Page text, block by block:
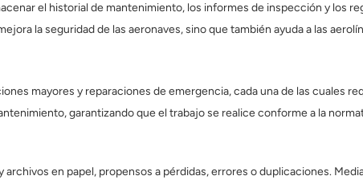
el historial de mantenimiento, los informes de inspección y los
la seguridad de las aeronaves, sino que también ayuda a las
mayores y reparaciones de emergencia, cada una de las cuales
garantizando que el trabajo se realice conforme a la
en papel, propensos a pérdidas, errores o duplicaciones.